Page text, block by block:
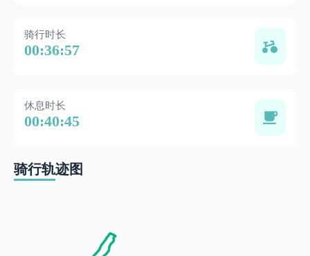
骑行时长
00:36:57
休息时长
00:40:45
骑行轨迹图